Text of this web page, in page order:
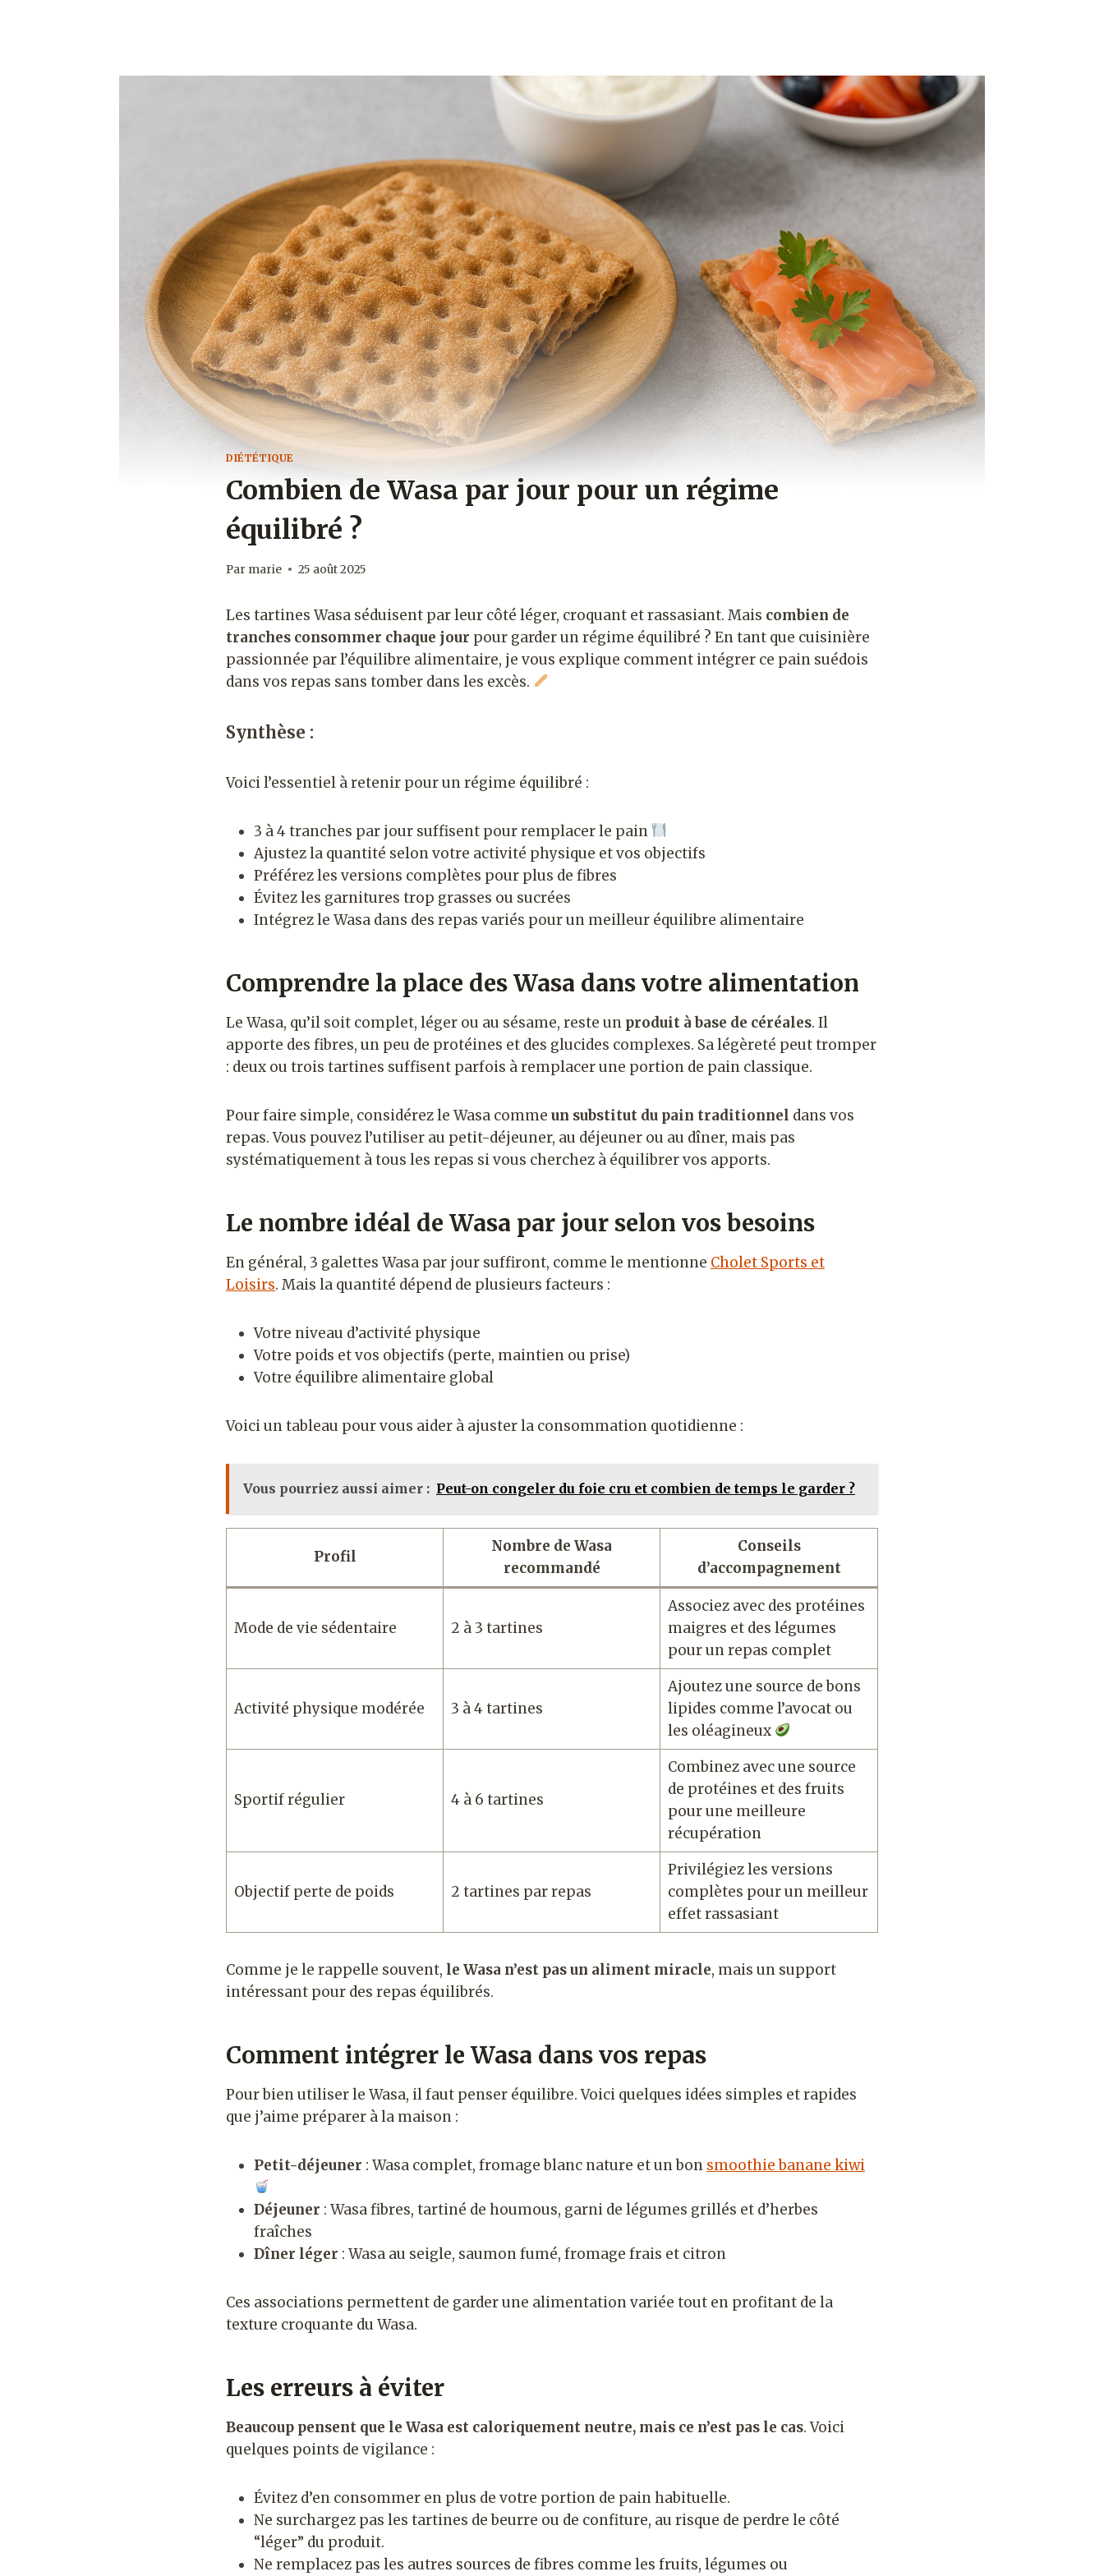
DIÉTÉTIQUE
Combien de Wasa par jour pour un régime
équilibré ?
Par marie 25 août 2025
Les tartines Wasa séduisent par leur côté léger, croquant et rassasiant. Mais combien de
tranches consommer chaque jour pour garder un régime équilibré ? En tant que cuisinière
passionnée par l’équilibre alimentaire, je vous explique comment intégrer ce pain suédois
dans vos repas sans tomber dans les excès.
Synthèse :
Voici l’essentiel à retenir pour un régime équilibré :
3 à 4 tranches par jour suffisent pour remplacer le pain
Ajustez la quantité selon votre activité physique et vos objectifs
Préférez les versions complètes pour plus de fibres
Évitez les garnitures trop grasses ou sucrées
Intégrez le Wasa dans des repas variés pour un meilleur équilibre alimentaire
Comprendre la place des Wasa dans votre alimentation
Le Wasa, qu’il soit complet, léger ou au sésame, reste un produit à base de céréales. Il
apporte des fibres, un peu de protéines et des glucides complexes. Sa légèreté peut tromper
: deux ou trois tartines suffisent parfois à remplacer une portion de pain classique.
Pour faire simple, considérez le Wasa comme un substitut du pain traditionnel dans vos
repas. Vous pouvez l’utiliser au petit-déjeuner, au déjeuner ou au dîner, mais pas
systématiquement à tous les repas si vous cherchez à équilibrer vos apports.
Le nombre idéal de Wasa par jour selon vos besoins
En général, 3 galettes Wasa par jour suffiront, comme le mentionne Cholet Sports et
Loisirs. Mais la quantité dépend de plusieurs facteurs :
Votre niveau d’activité physique
Votre poids et vos objectifs (perte, maintien ou prise)
Votre équilibre alimentaire global
Voici un tableau pour vous aider à ajuster la consommation quotidienne :
Vous pourriez aussi aimer : Peut-on congeler du foie cru et combien de temps le garder ?
Profil
Nombre de Wasa
recommandé
Conseils
d’accompagnement
Mode de vie sédentaire 2 à 3 tartines
Associez avec des protéines
maigres et des légumes
pour un repas complet
Activité physique modérée 3 à 4 tartines
Ajoutez une source de bons
lipides comme l’avocat ou
les oléagineux
Sportif régulier 4 à 6 tartines
Combinez avec une source
de protéines et des fruits
pour une meilleure
récupération
Objectif perte de poids 2 tartines par repas
Privilégiez les versions
complètes pour un meilleur
effet rassasiant
Comme je le rappelle souvent, le Wasa n’est pas un aliment miracle, mais un support
intéressant pour des repas équilibrés.
Comment intégrer le Wasa dans vos repas
Pour bien utiliser le Wasa, il faut penser équilibre. Voici quelques idées simples et rapides
que j’aime préparer à la maison :
Petit-déjeuner : Wasa complet, fromage blanc nature et un bon smoothie banane kiwi
Déjeuner : Wasa fibres, tartiné de houmous, garni de légumes grillés et d’herbes
fraîches
Dîner léger : Wasa au seigle, saumon fumé, fromage frais et citron
Ces associations permettent de garder une alimentation variée tout en profitant de la
texture croquante du Wasa.
Les erreurs à éviter
Beaucoup pensent que le Wasa est caloriquement neutre, mais ce n’est pas le cas. Voici
quelques points de vigilance :
Évitez d’en consommer en plus de votre portion de pain habituelle.
Ne surchargez pas les tartines de beurre ou de confiture, au risque de perdre le côté
“léger” du produit.
Ne remplacez pas les autres sources de fibres comme les fruits, légumes ou